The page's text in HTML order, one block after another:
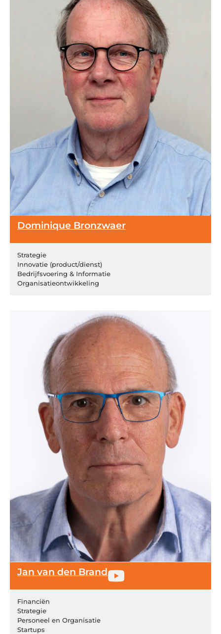
Dominique Bronzwaer
Strategie
Innovatie (product/dienst)
Bedrijfsvoering & Informatie
Organisatieontwikkeling
Jan van den Brand
Financiën
Strategie
Personeel en Organisatie
Startups